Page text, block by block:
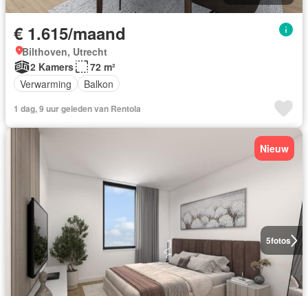
€ 1.615/maand
Bilthoven, Utrecht
2 Kamers
72 m²
Verwarming
Balkon
1 dag, 9 uur geleden van Rentola
5fotos
Nieuw